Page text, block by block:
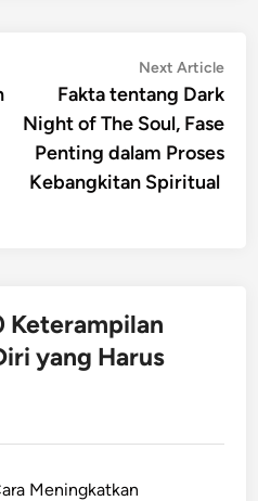
Next Article
Fakta tentang Dark
Night of The Soul, Fase
Penting dalam Proses
Kebangkitan Spiritual
Keterampilan
yang Harus
Meningkatkan